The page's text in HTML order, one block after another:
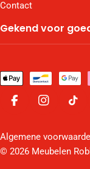
Contact
Gekend voor
Betaalmethodes
FacebookInstagram
© 2026 Meubelen
Algemene